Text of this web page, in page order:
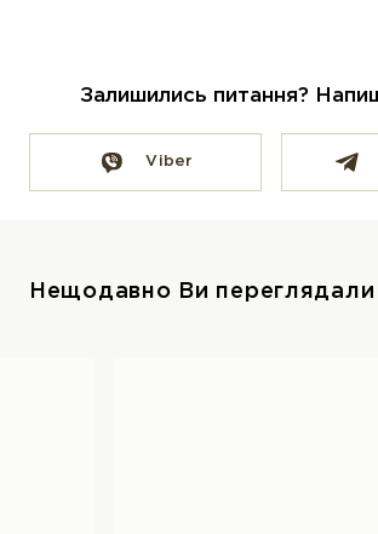
Залишились питання?
Viber
Нещодавно Ви переглядали